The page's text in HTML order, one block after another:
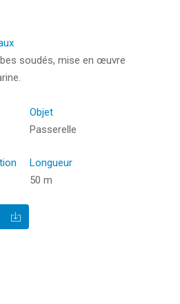
pour rechercher ou sur ESC
soudés, mise en œuvre
Objet
Passerelle
Longueur
50 m